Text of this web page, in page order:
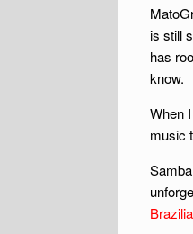
is still
has
know.
When
music